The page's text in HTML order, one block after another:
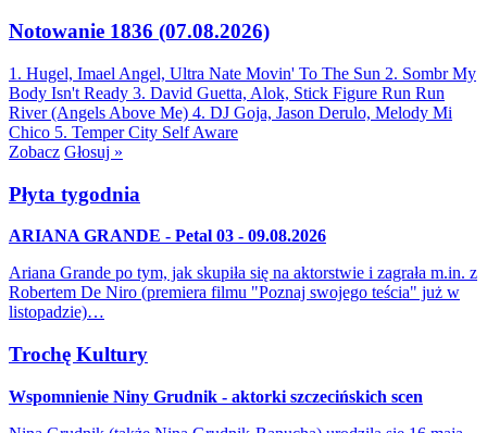
Notowanie 1836 (07.08.2026)
1. Hugel, Imael Angel, Ultra Nate Movin' To The Sun 2. Sombr My
Body Isn't Ready 3. David Guetta, Alok, Stick Figure Run Run
River (Angels Above Me) 4. DJ Goja, Jason Derulo, Melody Mi
Chico 5. Temper City Self Aware
Zobacz Głosuj »
Płyta tygodnia
ARIANA GRANDE - Petal 03 - 09.08.2026
Ariana Grande po tym, jak skupiła się na aktorstwie i zagrała m.in. z
Robertem De Niro (premiera filmu "Poznaj swojego teścia" już w
listopadzie)…
Trochę Kultury
Wspomnienie Niny Grudnik - aktorki szczecińskich scen